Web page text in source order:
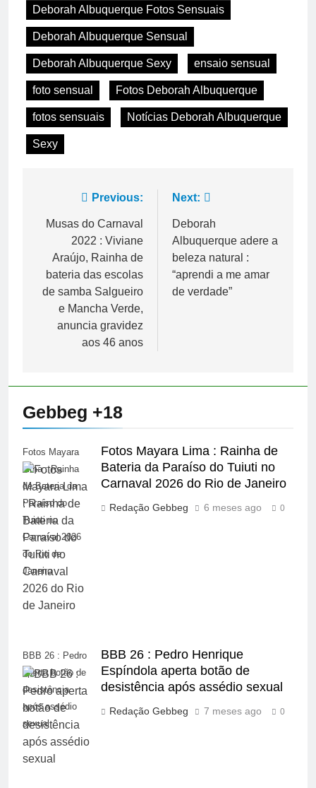
Deborah Albuquerque Fotos Sensuais
Deborah Albuquerque Sensual
Deborah Albuquerque Sexy ensaio sensual
foto sensual Fotos Deborah Albuquerque
fotos sensuais Notícias Deborah Albuquerque
Sexy
Navegação
de
Post
Previous:
Musas do Carnaval
2022 : Viviane
Araújo, Rainha de
bateria das escolas
de samba Salgueiro
e Mancha Verde,
anuncia gravidez
aos 46 anos
Next:
Deborah
Albuquerque adere a
beleza natural :
“aprendi a me amar
de verdade”
Gebbeg +18
Fotos Mayara
Lima : Rainha
de Bateria da
Paraíso do
Tuiuti no
Carnaval 2026
do Rio de
Janeiro
Fotos Mayara Lima : Rainha de
Bateria da Paraíso do Tuiuti no
Carnaval 2026 do Rio de Janeiro
Redação Gebbeg 6 meses ago 0
BBB 26 : Pedro
aperta botão de
desistência
após assédio
sexual
BBB 26 : Pedro Henrique
Espíndola aperta botão de
desistência após assédio sexual
Redação Gebbeg 7 meses ago 0